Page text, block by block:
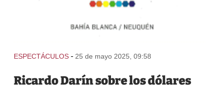
ESPECTÁCULOS - 25 de mayo 2025, 09:58
Ricardo Darín sobre los dólares